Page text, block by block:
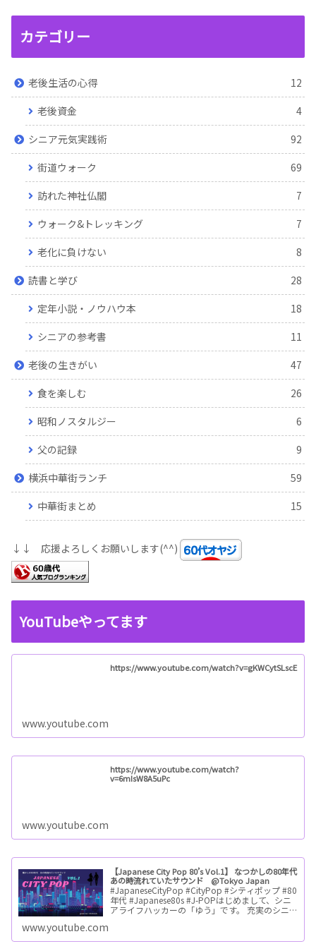
カテゴリー
老後生活の心得
12
老後資金
4
シニア元気実践術
92
街道ウォーク
69
訪れた神社仏閣
7
ウォーク&トレッキング
7
老化に負けない
8
読書と学び
28
定年小説・ノウハウ本
18
シニアの参考書
11
老後の生きがい
47
食を楽しむ
26
昭和ノスタルジー
6
父の記録
9
横浜中華街ランチ
59
中華街まとめ
15
↓↓ 応援よろしくお願いします(^^)
YouTubeやってます
https://www.youtube.com/watch?v=gKWCytSLscE
www.youtube.com
https://www.youtube.com/watch?
v=6mIsW8A5uPc
www.youtube.com
【Japanese City Pop 80’s Vol.1】 なつかしの80年代
あの時流れていたサウンド @Tokyo Japan
#JapaneseCityPop #CityPop #シティポップ #80
年代 #Japanese80s #J-POPはじめまして、シニ
アライフハッカーの「ゆう」です。 充実のシニ
www.youtube.com